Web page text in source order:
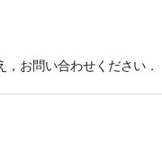
お問い合わせください．